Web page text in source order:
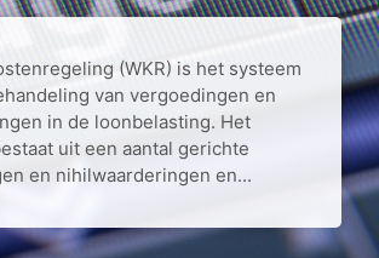
(WKR) is het systeem
van vergoedingen en
in de loonbelasting. Het
uit een aantal gerichte
en nihilwaarderingen en...